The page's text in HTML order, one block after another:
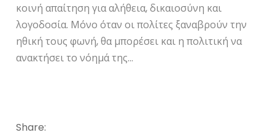
κοινή απαίτηση για αλήθεια, δικαιοσύνη και
λογοδοσία. Μόνο όταν οι πολίτες ξαναβρούν την
ηθική τους φωνή, θα μπορέσει και η πολιτική να
ανακτήσει το νόημά της…
Share: